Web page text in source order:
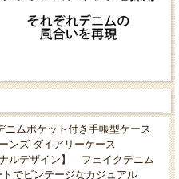
ニムポケット付き手帳型ケース
ンズ ダイアリーケース
ルデザイン】 フェイクデニム
でビンテージなカジュアル